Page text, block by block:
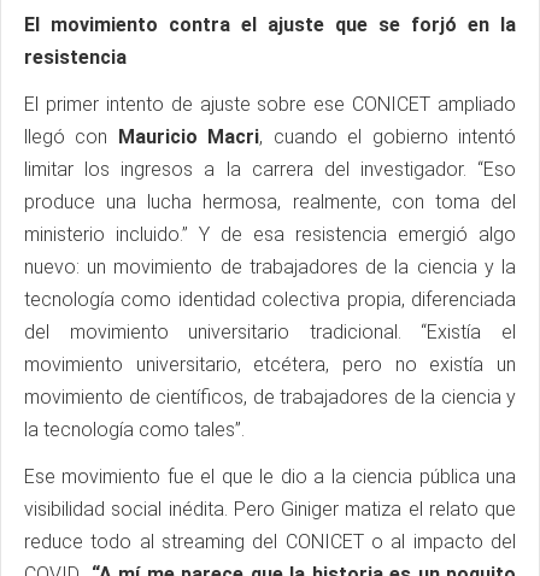
El movimiento contra el ajuste que se forjó en la
resistencia
El primer intento de ajuste sobre ese CONICET ampliado
llegó con
Mauricio Macri, cuando el gobierno intentó
limitar los ingresos a la carrera del investigador. “Eso
produce una lucha hermosa, realmente, con toma del
ministerio incluido.” Y de esa resistencia emergió algo
nuevo: un movimiento de trabajadores de la ciencia y la
tecnología como identidad colectiva propia, diferenciada
del movimiento universitario tradicional. “Existía el
movimiento universitario, etcétera, pero no existía un
movimiento de científicos, de trabajadores de la ciencia y
la tecnología como tales”.
Ese movimiento fue el que le dio a la ciencia pública una
visibilidad social inédita. Pero Giniger matiza el relato que
reduce todo al streaming del CONICET o al impacto del